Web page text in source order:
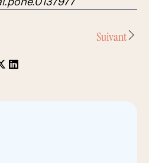
Suivant